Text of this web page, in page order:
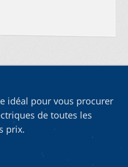
idéal pour vous procurer
de toutes les
prix.